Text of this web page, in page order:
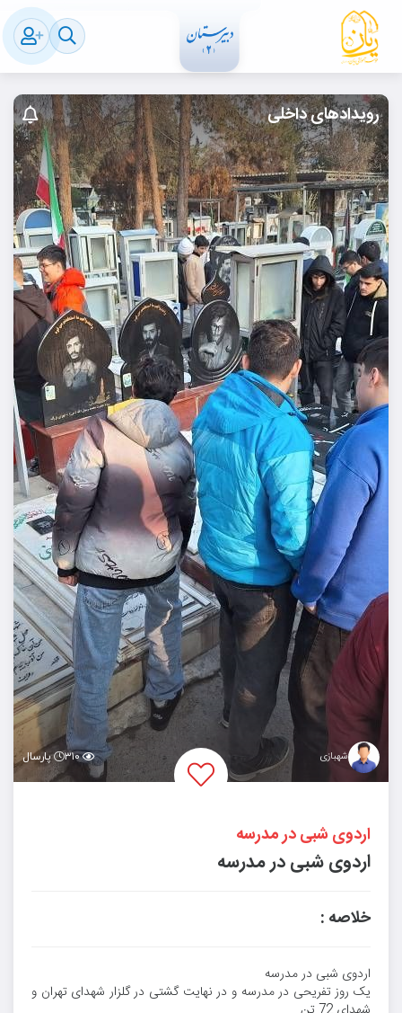
رویدادهای داخلی
شهبازی ۳۱۰ پارسال
اردوی شبی در مدرسه
اردوی شبی در مدرسه
خلاصه :
اردوی شبی در مدرسه
یک روز تفریحی در مدرسه و در نهایت گشتی در گلزار شهدای تهران و